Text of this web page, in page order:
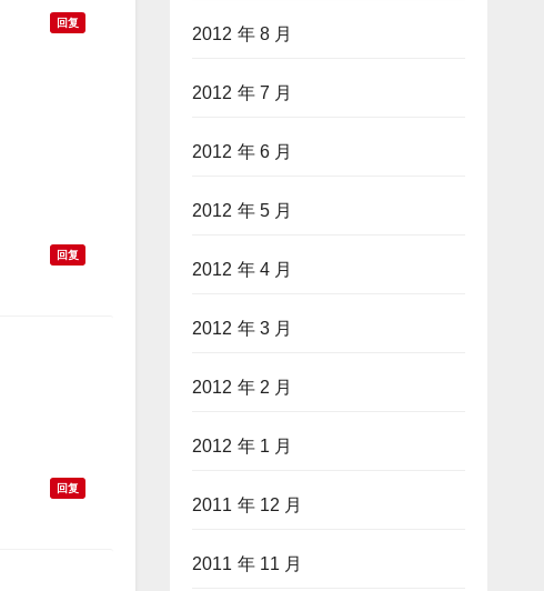
回复
回复
回复
2012 年 8 月
2012 年 7 月
2012 年 6 月
2012 年 5 月
2012 年 4 月
2012 年 3 月
2012 年 2 月
2012 年 1 月
2011 年 12 月
2011 年 11 月